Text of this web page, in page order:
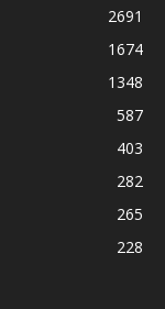
2691
1674
1348
587
403
282
265
228